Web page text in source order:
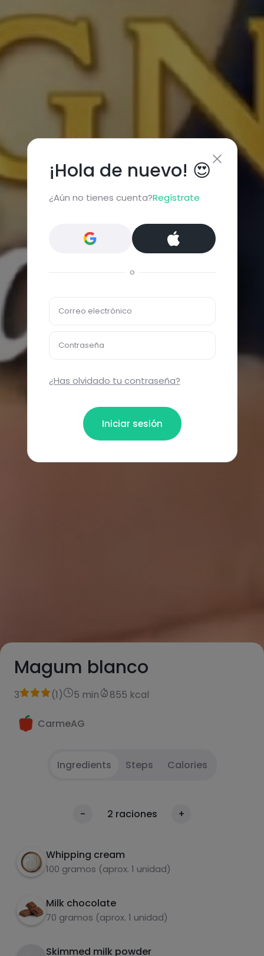
Magum blanco
3 (1) 5 min 855 kcal
CarmeAG
Ingredients Steps Calories
- 2 raciones +
Whipping cream
100 gramos (aprox. 1 unidad)
Milk chocolate
70 gramos (aprox. 1 unidad)
Skimmed milk powder
¡Hola de nuevo! 😍
¿Aún no tienes cuenta?Regístrate
o
Correo electrónico
Contraseña
¿Has olvidado tu contraseña?
Iniciar sesión